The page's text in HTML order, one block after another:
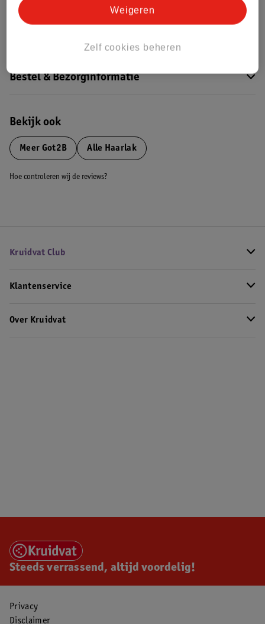
Dit product heeft (nog) geen Nature
Impact Score.
Bestel & Bezorginformatie
Bekijk ook
Meer Got2B Alle Haarlak
Hoe controleren wij de reviews?
Kruidvat Club
Klantenservice
Over Kruidvat
Steeds verrassend, altijd voordelig!
Privacy
Disclaimer
Zelf cookies beheren
Weigeren